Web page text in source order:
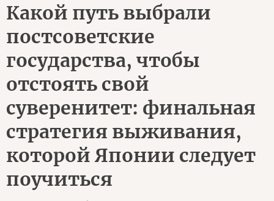
Какой путь выбрали
постсоветские
государства, чтобы
отстоять свой
суверенитет: финальная
стратегия выживания,
которой Японии следует
поучиться